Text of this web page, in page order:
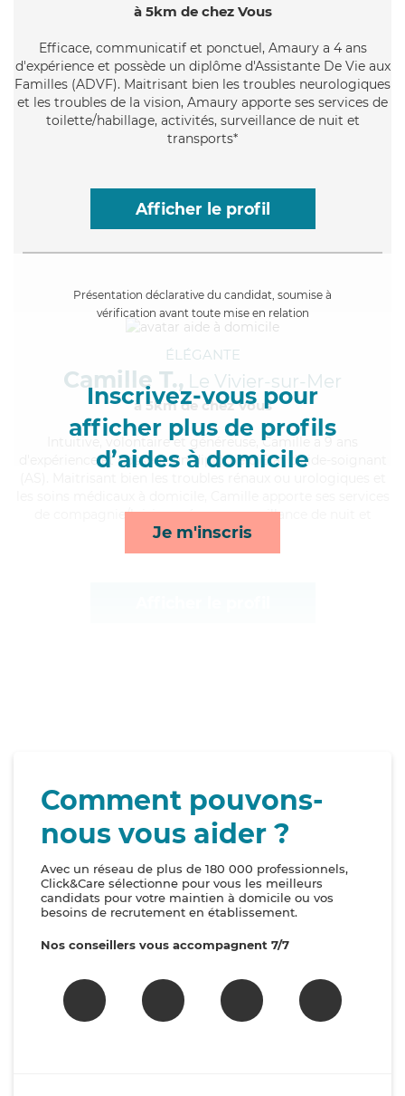
à 5km de chez Vous
Efficace, communicatif et ponctuel, Amaury a 4 ans
d'expérience et possède un diplôme d'Assistante De Vie aux
Familles (ADVF). Maitrisant bien les troubles neurologiques
et les troubles de la vision, Amaury apporte ses services de
toilette/habillage, activités, surveillance de nuit et
transports*
Afficher le profil
Présentation déclarative du candidat, soumise à
vérification avant toute mise en relation
Inscrivez-vous pour
afficher plus de profils
d’aides à domicile
Je m'inscris
ÉLÉGANTE
Camille T., Le Vivier-sur-Mer
à 5km de chez Vous
, volontaire et généreuse, Camille a 9 ans
d'expérience et possède un diplôme d'Etat d'aide-soignant
de compagnie/loisirs, ménage, surveillance de nuit et
rappels*
Comment pouvons-
nous vous aider ?
Avec un réseau de plus de 180 000 professionnels,
Click&Care sélectionne pour vous les meilleurs
candidats pour votre maintien à domicile ou vos
besoins de recrutement en établissement.
Nos conseillers vous accompagnent 7/7